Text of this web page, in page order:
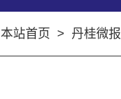
本站首页 > 丹桂微报